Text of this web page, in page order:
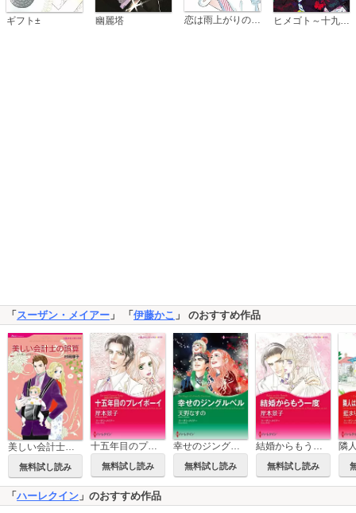
ギフト± 幽麗塔 恋は雨上がりのように
「 スーザン・メイアー 」 「 伊藤かこ 」 のおすすめ作品
美しい会計士の誤算
無料試し読み
十五年目のプレイボーイ
無料試し読み
幸せのジングルベル
無料試し読み
結婚からもう一度
無料試し読み
「 ハーレクイン 」のおすすめ作品